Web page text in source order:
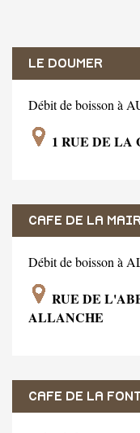
LE DOUMER
Débit de boisson à
1 RUE DE LA
CAFE DE LA
Débit de boisson à
RUE DE
ALLANCHE
CAFE DE LA